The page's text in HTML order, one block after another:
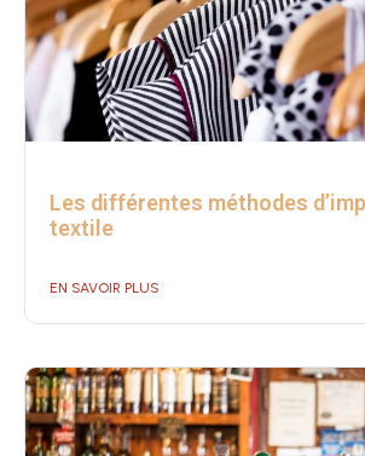
Les différentes méthodes
textile
EN SAVOIR PLUS